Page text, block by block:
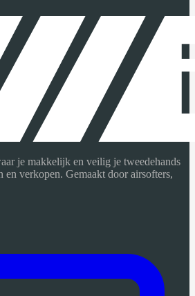
je makkelijk en veilig je tweedehands
en verkopen. Gemaakt door airsofters,